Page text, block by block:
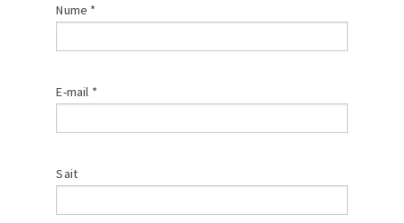
Nume *
E-mail *
Sait